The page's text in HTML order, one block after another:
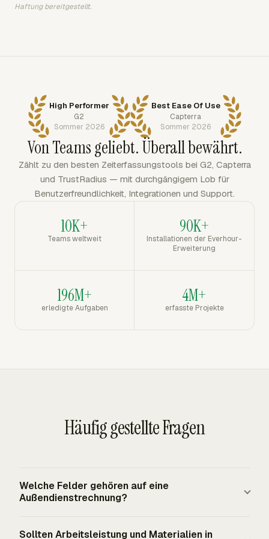
Haftung bereitgestellt.
High Performer
G2
Sommer 2026
Best Ease Of Use
Capterra
Sommer 2026
Von Teams geliebt. Überall bewährt.
Zählt zu den besten Zeiterfassungstools bei G2, Capterra
und TrustRadius — mit durchgängigem Lob für
Benutzerfreundlichkeit, Integrationen und Support.
10K+
Teams weltweit
90K+
Installationen der Everhour-
Erweiterung
196M+
erledigte Aufgaben
4M+
erfasste Projekte
Häufig gestellte Fragen
Welche Felder gehören auf eine
Außendienstrechnung?
Sollten Arbeitsleistung und Materialien in